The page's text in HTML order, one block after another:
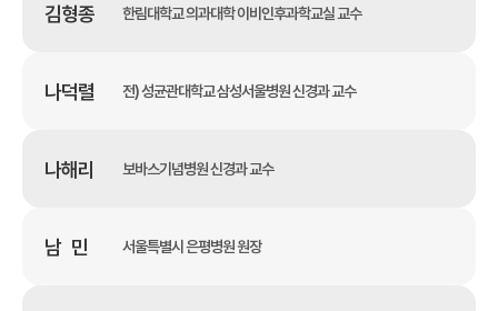
김형종 한림대학교 의과대학 이비인후과학교실 교수
나덕렬 전) 성균관대학교 삼성서울병원 신경과 교수
나해리 보바스기념병원 신경과 교수
남 민 서울특별시 은평병원 원장